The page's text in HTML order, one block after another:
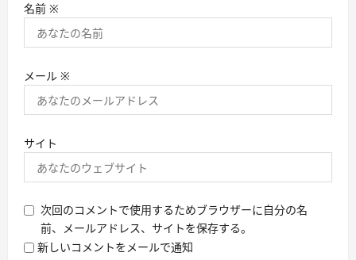
名前 ※
メール ※
サイト
次回のコメントで使用するためブラウザーに自分の名
前、メールアドレス、サイトを保存する。
新しいコメントをメールで通知